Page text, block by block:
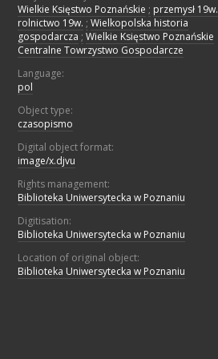
Wielkie Księstwo Poznańskie ; przemysł 19w.
rolnictwo 19w. ; Wielkopolska historia
gospodarcza ; Wielkie Księstwo Poznańskie
Centralne Towrzystwo Gospodarcze
Language:
pol
Object type:
czasopismo
Digital object format:
image/x.djvu
Rights management:
Biblioteka Uniwersytecka w Poznaniu
Digitisation:
Biblioteka Uniwersytecka w Poznaniu
Location of original object:
Biblioteka Uniwersytecka w Poznaniu